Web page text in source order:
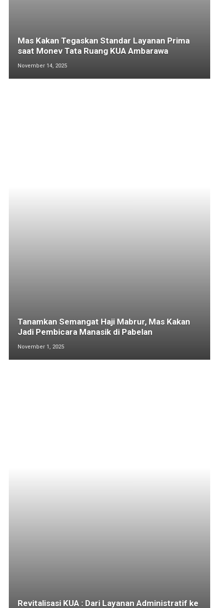
Mas Kakan Tegaskan Standar Layanan Prima
saat Monev Tata Ruang KUA Ambarawa
November 14, 2025
Tanamkan Semangat Haji Mabrur, Mas Kakan
Jadi Pembicara Manasik di Pabelan
November 1, 2025
Revitalisasi KUA : Dari Layanan Administratif ke